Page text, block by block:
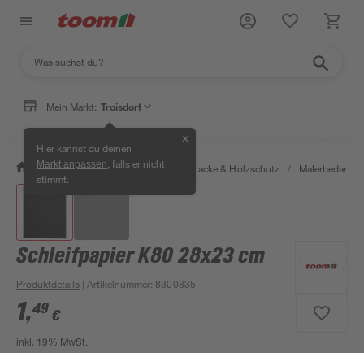
Mein Markt: Troisdorf
Hier kannst du deinen
Markt anpassen , falls er nicht
stimmt.
✕
/ Bauen & Renovieren / Farben, Lacke & Holzschutz / Malerbedarf
Schleifpapier K80 28x23 cm
Produktdetails | Artikelnummer: 8300835
1,49 €
inkl. 19% MwSt.